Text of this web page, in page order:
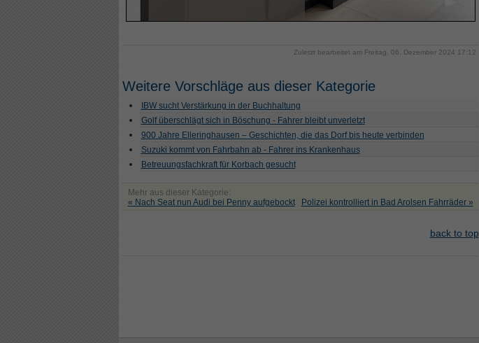
Zuletzt bearbeitet am Freitag, 06. Dezember 2024 17:12
Weitere Vorschläge aus dieser Kategorie
IBW sucht Verstärkung in der Buchhaltung
Golf überschlägt sich in Böschung - Fahrer bleibt unverletzt
900 Jahre Elleringhausen – Geschichten, die das Dorf bis heute verbinden
Suzuki kommt von Fahrbahn ab - Fahrer ins Krankenhaus
Betreuungsfachkraft für Korbach gesucht
Mehr aus dieser Kategorie:
« Nach Seat nun Audi bei Penny aufgebockt
Polizei kontrolliert in Bad Arolsen Fahrräder »
back to top